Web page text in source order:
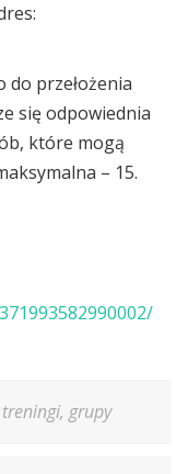
przełożenia
się odpowiednia
które mogą
– 15.
grupy